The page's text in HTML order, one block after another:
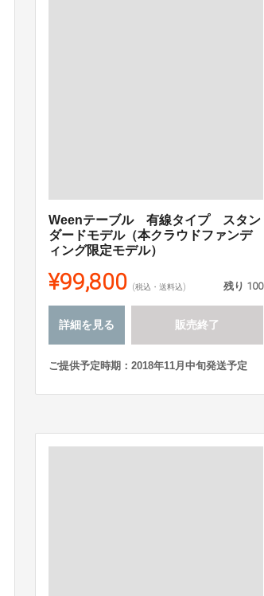
Weenテーブル 有線タイプ スタン
ダードモデル（本クラウドファンデ
ィング限定モデル）
¥99,800 (税込・送料込) 残り 100
詳細を見る 販売終了
ご提供予定時期：2018年11月中旬発送予定